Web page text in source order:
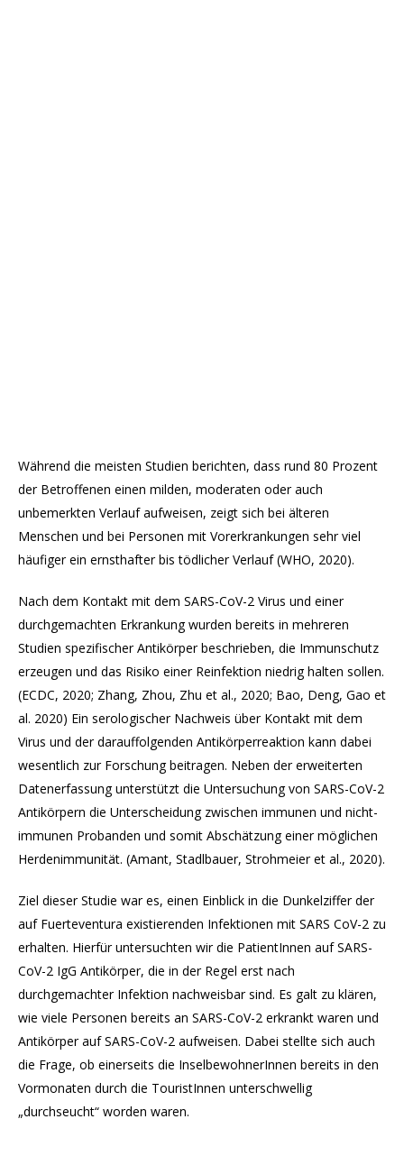
Während die meisten Studien berichten, dass rund 80 Prozent
der Betroffenen einen milden, moderaten oder auch
unbemerkten Verlauf aufweisen, zeigt sich bei älteren
Menschen und bei Personen mit Vorerkrankungen sehr viel
häufiger ein ernsthafter bis tödlicher Verlauf (WHO, 2020).
Nach dem Kontakt mit dem SARS-CoV-2 Virus und einer
durchgemachten Erkrankung wurden bereits in mehreren
Studien spezifischer Antikörper beschrieben, die Immunschutz
erzeugen und das Risiko einer Reinfektion niedrig halten sollen.
(ECDC, 2020; Zhang, Zhou, Zhu et al., 2020; Bao, Deng, Gao et
al. 2020) Ein serologischer Nachweis über Kontakt mit dem
Virus und der darauffolgenden Antikörperreaktion kann dabei
wesentlich zur Forschung beitragen. Neben der erweiterten
Datenerfassung unterstützt die Untersuchung von SARS-CoV-2
Antikörpern die Unterscheidung zwischen immunen und nicht-
immunen Probanden und somit Abschätzung einer möglichen
Herdenimmunität. (Amant, Stadlbauer, Strohmeier et al., 2020).
Ziel dieser Studie war es, einen Einblick in die Dunkelziffer der
auf Fuerteventura existierenden Infektionen mit SARS CoV-2 zu
erhalten. Hierfür untersuchten wir die PatientInnen auf SARS-
CoV-2 IgG Antikörper, die in der Regel erst nach
durchgemachter Infektion nachweisbar sind. Es galt zu klären,
wie viele Personen bereits an SARS-CoV-2 erkrankt waren und
Antikörper auf SARS-CoV-2 aufweisen. Dabei stellte sich auch
die Frage, ob einerseits die InselbewohnerInnen bereits in den
Vormonaten durch die TouristInnen unterschwellig
„durchseucht“ worden waren.